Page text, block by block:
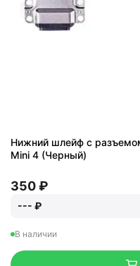
Нижний шлейф с
Mini 4 (Черный)
350 ₽
--- ₽
В наличии